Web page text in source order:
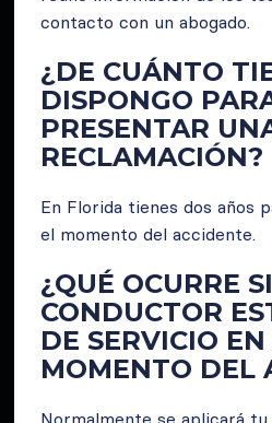
contacto con un abogado.
¿DE CUÁNTO
DISPONGO
PRESENTAR
RECLAMACIÓN?
En Florida tienes dos años
el momento del accidente.
¿QUÉ OCURRE
CONDUCTOR
DE SERVICIO EN
MOMENTO DEL
Normalmente se aplicará tu